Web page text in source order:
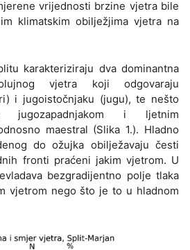
vrijednosti brzine vjetra bile
klimatskim obilježjima vjetra na
karakteriziraju dva dominantna
vjetra koji odgovaraju
i jugoistočnjaku (jugu), te nešto
jugozapadnjakom i ljetnim
maestral (Slika 1.). Hladno
do ožujka obilježavaju česti
fronti praćeni jakim vjetrom. U
bezgradijentno polje tlaka
vjetrom nego što je to u hladnom